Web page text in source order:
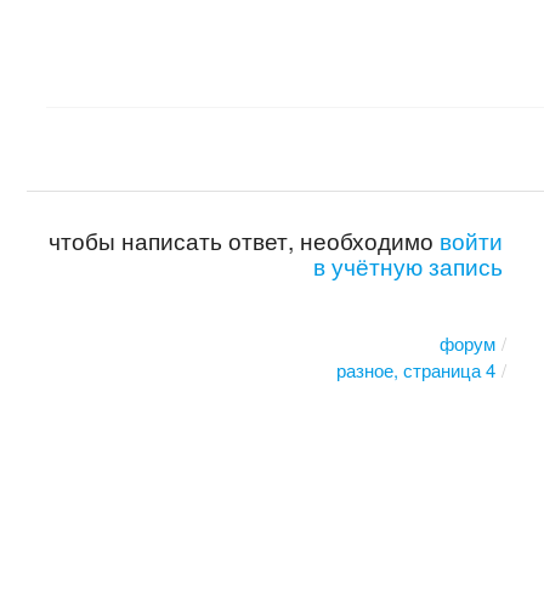
чтобы написать ответ, необходимо войти
в учётную запись
форум
разное, страница 4